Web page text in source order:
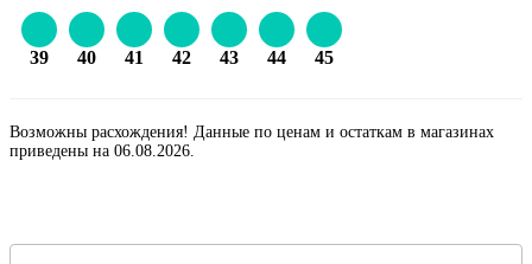
39 40 41 42 43 44 45
Возможны расхождения! Данные по ценам и остаткам в магазинах
приведены на 06.08.2026.